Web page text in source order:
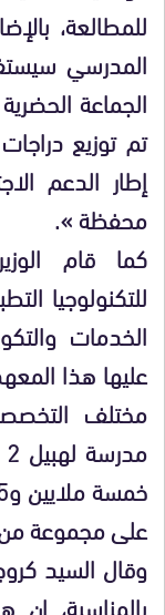
للمطالعة،
المدرسي
الجماعة
تم توزيع
إطار الدعم
محفظة ».
كما قام
للتكنولوجيا
الخدمات
عليها هذا
مختلف
على مجموعة من
وقال السيد